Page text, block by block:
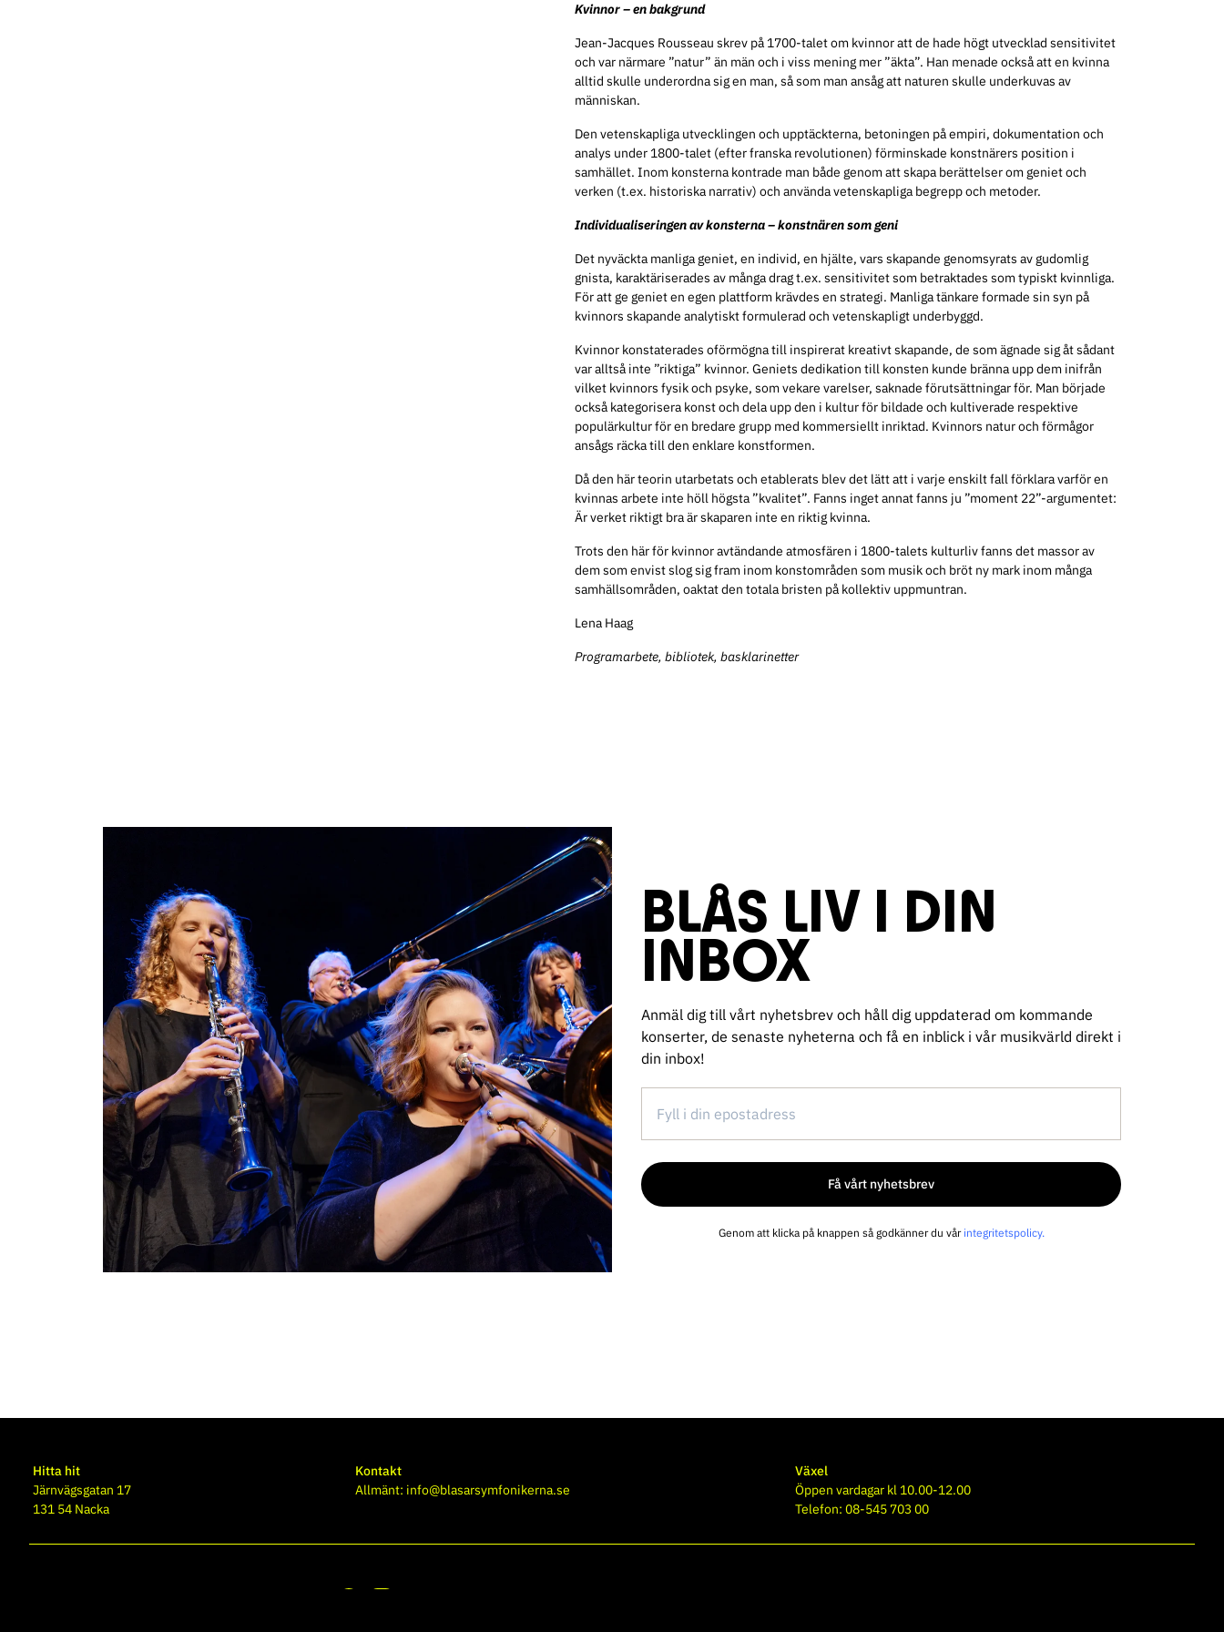
Kvinnor – en bakgrund
Jean-Jacques Rousseau skrev på 1700-talet om kvinnor att de hade högt utvecklad sensitivitet
och var närmare ”natur” än män och i viss mening mer ”äkta”. Han menade också att en kvinna
alltid skulle underordna sig en man, så som man ansåg att naturen skulle underkuvas av
människan.
Den vetenskapliga utvecklingen och upptäckterna, betoningen på empiri, dokumentation och
analys under 1800-talet (efter franska revolutionen) förminskade konstnärers position i
samhället. Inom konsterna kontrade man både genom att skapa berättelser om geniet och
verken (t.ex. historiska narrativ) och använda vetenskapliga begrepp och metoder.
Individualiseringen av konsterna – konstnären som geni
Det nyväckta manliga geniet, en individ, en hjälte, vars skapande genomsyrats av gudomlig
gnista, karaktäriserades av många drag t.ex. sensitivitet som betraktades som typiskt kvinnliga.
För att ge geniet en egen plattform krävdes en strategi. Manliga tänkare formade sin syn på
kvinnors skapande analytiskt formulerad och vetenskapligt underbyggd.
Kvinnor konstaterades oförmögna till inspirerat kreativt skapande, de som ägnade sig åt sådant
var alltså inte ”riktiga” kvinnor. Geniets dedikation till konsten kunde bränna upp dem inifrån
vilket kvinnors fysik och psyke, som vekare varelser, saknade förutsättningar för. Man började
också kategorisera konst och dela upp den i kultur för bildade och kultiverade respektive
populärkultur för en bredare grupp med kommersiellt inriktad. Kvinnors natur och förmågor
ansågs räcka till den enklare konstformen.
Då den här teorin utarbetats och etablerats blev det lätt att i varje enskilt fall förklara varför en
kvinnas arbete inte höll högsta ”kvalitet”. Fanns inget annat fanns ju ”moment 22”-argumentet:
Är verket riktigt bra är skaparen inte en riktig kvinna.
Trots den här för kvinnor avtändande atmosfären i 1800-talets kulturliv fanns det massor av
dem som envist slog sig fram inom konstområden som musik och bröt ny mark inom många
samhällsområden, oaktat den totala bristen på kollektiv uppmuntran.
Lena Haag
Programarbete, bibliotek, basklarinetter
BLÅS LIV I DIN
INBOX
Anmäl dig till vårt nyhetsbrev och håll dig uppdaterad om kommande
konserter, de senaste nyheterna och få en inblick i vår musikvärld direkt i
din inbox!
Genom att klicka på knappen så godkänner du vår integritetspolicy.
Hitta hit
Järnvägsgatan 17
131 54 Nacka
Kontakt
Allmänt: info@blasarsymfonikerna.se
Växel
Öppen vardagar kl 10.00-12.00
Telefon: 08-545 703 00